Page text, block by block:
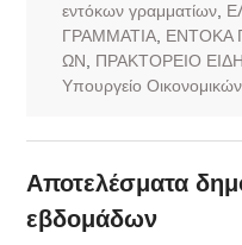
εντόκων γραμματίων,
ΓΡΑΜΜΑΤΙΑ, ΕΝΤΟΚΑ
ΩΝ
ΠΡΑΚΤΟΡΕΙΟ
Υπουργείο Οικονομικών
Αποτελέσματα
εβδομάδων